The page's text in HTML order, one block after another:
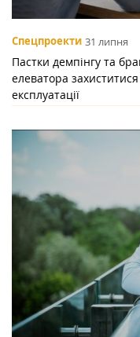
Спецпроекти 31 липня
Пастки демпінгу та
елеватора
експлуатації